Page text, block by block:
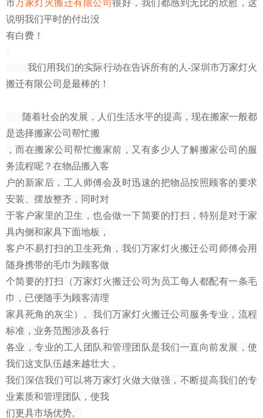
市万家灯火搬迁有限公司很好，我们都感到无比的欣慰，这
说明我们平时的付出没
有白费！
我们用我们的实际行动在告诉所有的人-深圳市万家灯火
搬迁有限公司是最棒的！
随着社会的发展，人们生活水平的提高，现在搬家一般都
是选择搬家公司帮忙搬
，而在搬家公司帮忙搬家前，又有多少人了解搬家公司的服
务流程呢？在物品搬入客
户的新家后，工人师傅会及时迅速的把物品按照顾客的要求
安装、摆放整齐，同时对
于客户家里的卫生，也会做一下简要的打扫，特别是对于家
具内侧和家具下面地板，
客户不易打扫的卫生死角，我们万家灯火搬迁公司师傅会用
随身携带的毛巾为顾客做
个简要的打扫（万家灯火搬迁公司为员工每人都配有一条毛
巾，已便随手为顾客清理
家具死角的灰尘）。我们万家灯火搬迁公司服务专业，流程
标准，业务范围涉及各行
各业，专业的工人团队和管理团队是我们一直向前发展，使
我们这支队伍越来越壮大，
我们深信我们可以将万家灯火做大做强，不断提高我们的专
业素质和管理团队，使我
们更具市场优势。